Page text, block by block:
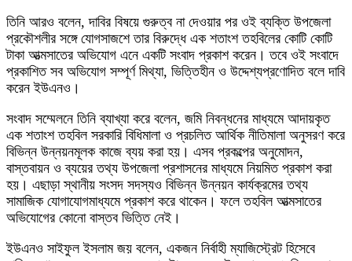
তিনি আরও বলেন, দাবির বিষয়ে গুরুত্ব না দেওয়ার পর ওই ব্যক্তি উপজেলা
প্রকৌশলীর সঙ্গে যোগসাজশে তার বিরুদ্ধে এক শতাংশ তহবিলের কোটি কোটি
টাকা আত্মসাতের অভিযোগ এনে একটি সংবাদ প্রকাশ করেন। তবে ওই সংবাদে
প্রকাশিত সব অভিযোগ সম্পূর্ণ মিথ্যা, ভিত্তিহীন ও উদ্দেশ্যপ্রণোদিত বলে দাবি
করেন ইউএনও।
সংবাদ সম্মেলনে তিনি ব্যাখ্যা করে বলেন, জমি নিবন্ধনের মাধ্যমে আদায়কৃত
এক শতাংশ তহবিল সরকারি বিধিমালা ও প্রচলিত আর্থিক নীতিমালা অনুসরণ করে
বিভিন্ন উন্নয়নমূলক কাজে ব্যয় করা হয়। এসব প্রকল্পের অনুমোদন,
বাস্তবায়ন ও ব্যয়ের তথ্য উপজেলা প্রশাসনের মাধ্যমে নিয়মিত প্রকাশ করা
হয়। এছাড়া স্থানীয় সংসদ সদস্যও বিভিন্ন উন্নয়ন কার্যক্রমের তথ্য
সামাজিক যোগাযোগমাধ্যমে প্রকাশ করে থাকেন। ফলে তহবিল আত্মসাতের
অভিযোগের কোনো বাস্তব ভিত্তি নেই।
ইউএনও সাইফুল ইসলাম জয় বলেন, একজন নির্বাহী ম্যাজিস্ট্রেট হিসেবে